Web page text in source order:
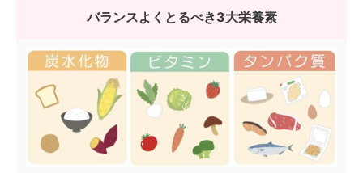
バランスよくとるべき3大栄養素